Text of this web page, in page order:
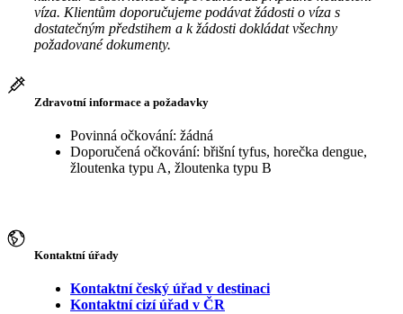
víza. Klientům doporučujeme podávat žádosti o víza s
dostatečným předstihem a k žádosti dokládat všechny
požadované dokumenty.
Zdravotní informace a požadavky
Povinná očkování: žádná
Doporučená očkování: břišní tyfus, horečka dengue,
žloutenka typu A, žloutenka typu B
Kontaktní úřady
Kontaktní český úřad v destinaci
Kontaktní cizí úřad v ČR